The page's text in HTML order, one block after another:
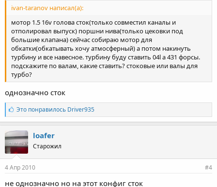
ivan-taranov написал(а):
мотор 1.5 16v голова сток(только совместил каналы и
отполировал выпуск) поршни нива(только цековки под
большие клапана) сейчас собираю мотор для
обкатки(обкатывать хочу атмосферный) а потом накинуть
турбину и все навесное. турбину буду ставить 04l а 431 форсы.
подскажите по валам, какие ставить? стоковые или валы для
турбо?
однозначно сток
Л
а
й
к
и
:
Это понравилось Driver935
loafer
Старожил
4 Апр 2010 #4
не однозначно но на этот конфиг сток